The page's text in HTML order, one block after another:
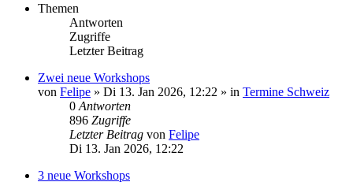
Themen
Antworten
Zugriffe
Letzter Beitrag
Zwei neue Workshops
von Felipe » Di 13. Jan 2026, 12:22 » in Termine Schweiz
0 Antworten
896 Zugriffe
Letzter Beitrag von Felipe
Di 13. Jan 2026, 12:22
3 neue Workshops